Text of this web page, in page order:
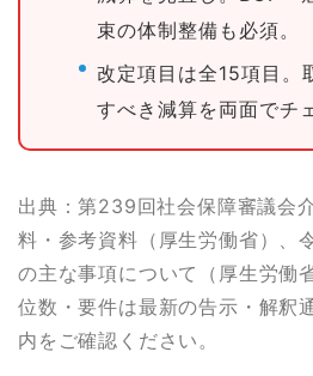
束の体制整備も必須。
改定項目は全15項目。
すべき減算を両面でチ
出典：第239回社会保障審議会
料・参考資料（厚生労働省）、
の主な事項について（厚生労働
位数・要件は最新の告示・解釈
内をご確認ください。